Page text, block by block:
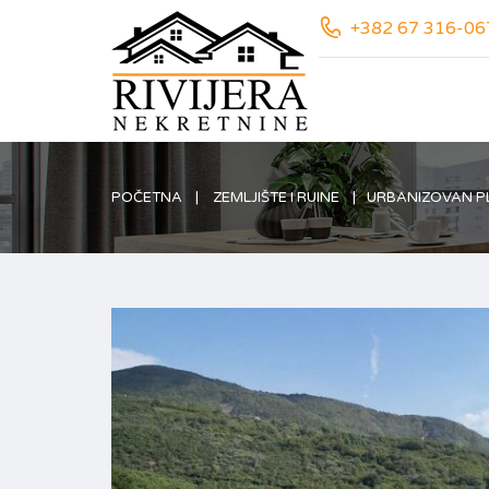
+382 67 316-
POČETNA ZEMLJIŠTE I RUINE URBANIZOVAN